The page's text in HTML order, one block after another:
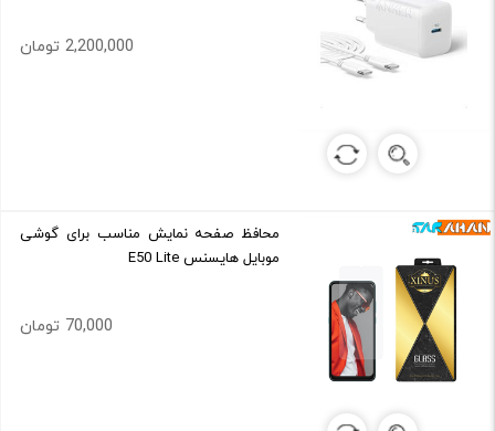
2,200,000 تومان
محافظ صفحه نمایش مناسب برای گوشی
موبایل هایسنس E50 Lite
70,000 تومان